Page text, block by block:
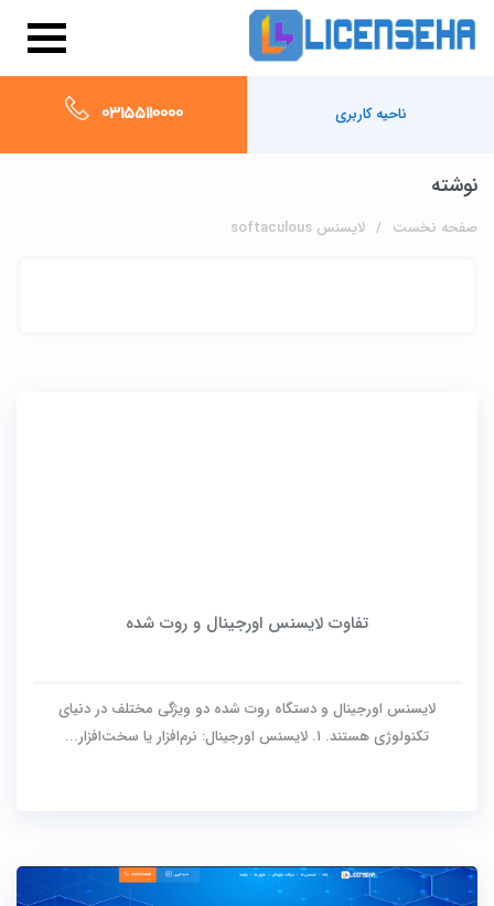
ناحیه کاربری 03155110000
نوشته
صفحه نخست لایسنس softaculous
تفاوت لایسنس اورجینال و روت شده
لایسنس اورجینال و دستگاه روت شده دو ویژگی مختلف در دنیای
تکنولوژی هستند. ۱. لایسنس اورجینال: نرم‌افزار یا سخت‌افزار...